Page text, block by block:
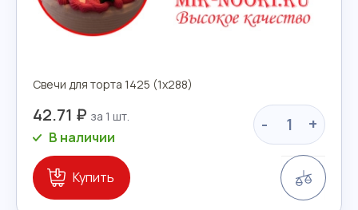
Свечи для торта 1425 (1х288)
42.71 ₽ - +
В наличии
Купить